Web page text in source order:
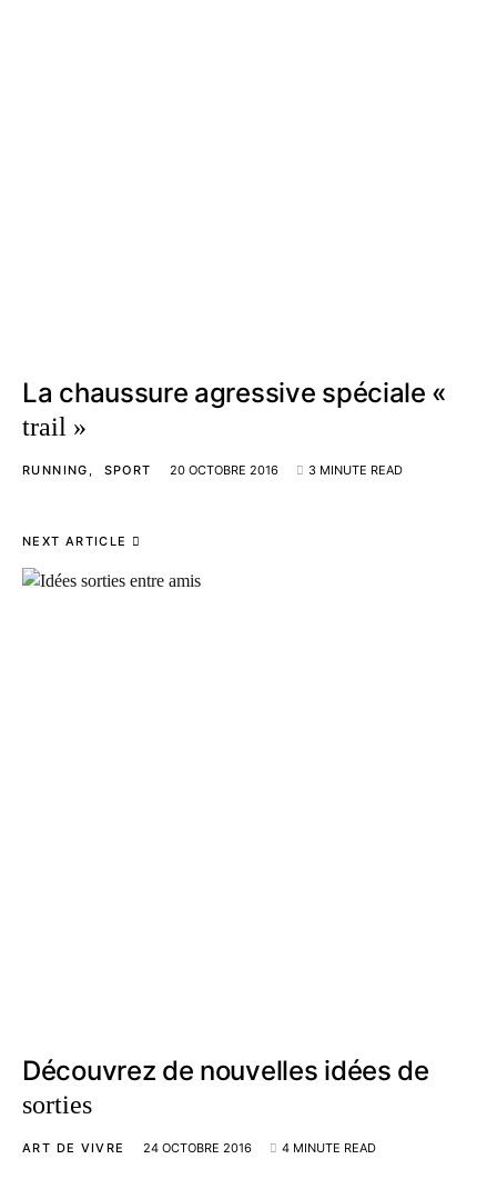
La chaussure agressive spéciale «
trail »
RUNNING SPORT 20 OCTOBRE 2016 3 MINUTE READ
NEXT ARTICLE
Découvrez de nouvelles idées de
sorties
ART DE VIVRE 24 OCTOBRE 2016 4 MINUTE READ